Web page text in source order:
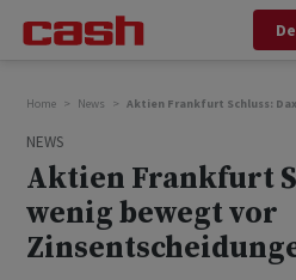
Home News Aktien Frankfurt Schluss:
NEWS
Aktien Frankfurt
wenig bewegt vor